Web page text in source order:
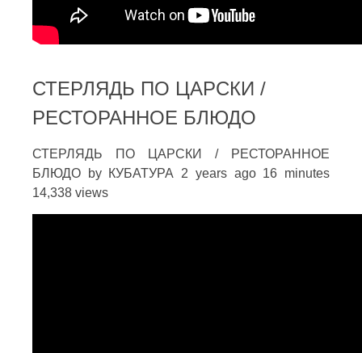
СТЕРЛЯДЬ ПО ЦАРСКИ /
РЕСТОРАННОЕ БЛЮДО
СТЕРЛЯДЬ ПО ЦАРСКИ / РЕСТОРАННОЕ
БЛЮДО by КУБАТУРА 2 years ago 16 minutes
14,338 views